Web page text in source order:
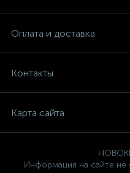
Оплата и доставка
Контакты
Карта сайта
Информация на сайте не